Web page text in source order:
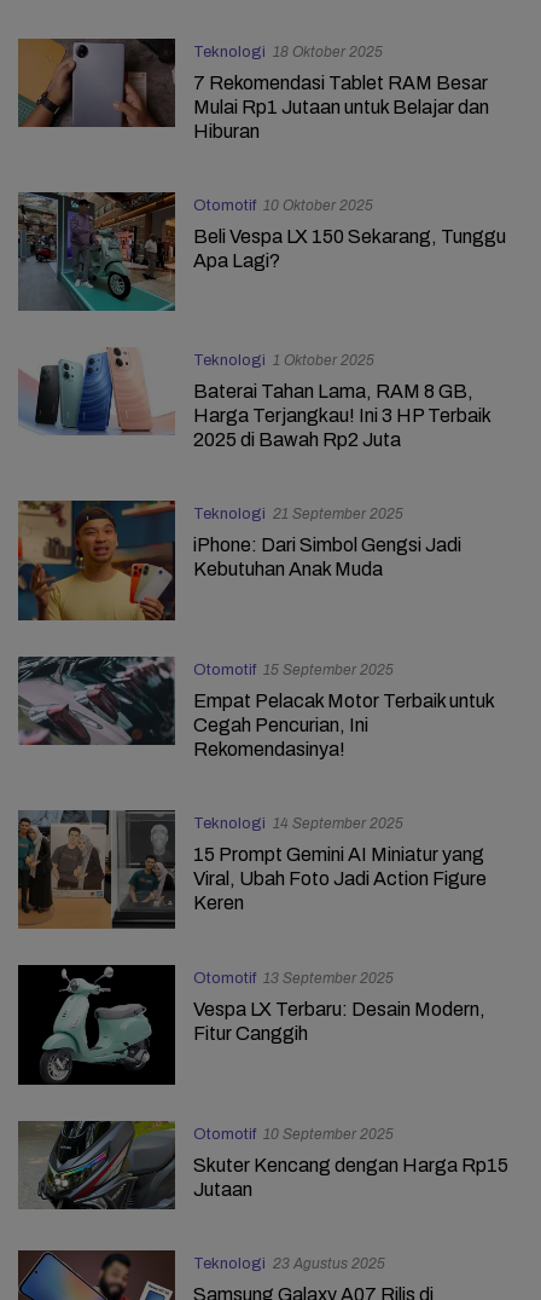
Teknologi 18 Oktober 2025
7 Rekomendasi Tablet RAM Besar
Mulai Rp1 Jutaan untuk Belajar dan
Hiburan
Otomotif 10 Oktober 2025
Beli Vespa LX 150 Sekarang, Tunggu
Apa Lagi?
Teknologi 1 Oktober 2025
Baterai Tahan Lama, RAM 8 GB,
Harga Terjangkau! Ini 3 HP Terbaik
2025 di Bawah Rp2 Juta
Teknologi 21 September 2025
iPhone: Dari Simbol Gengsi Jadi
Kebutuhan Anak Muda
Otomotif 15 September 2025
Empat Pelacak Motor Terbaik untuk
Cegah Pencurian, Ini
Rekomendasinya!
Teknologi 14 September 2025
15 Prompt Gemini AI Miniatur yang
Viral, Ubah Foto Jadi Action Figure
Keren
Otomotif 13 September 2025
Vespa LX Terbaru: Desain Modern,
Fitur Canggih
Otomotif 10 September 2025
Skuter Kencang dengan Harga Rp15
Jutaan
Teknologi 23 Agustus 2025
Samsung Galaxy A07 Rilis di